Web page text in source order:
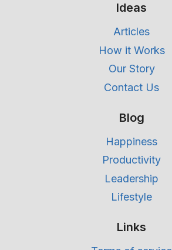
Ideas
Articles
How it Works
Our Story
Contact Us
Blog
Happiness
Productivity
Leadership
Lifestyle
Links